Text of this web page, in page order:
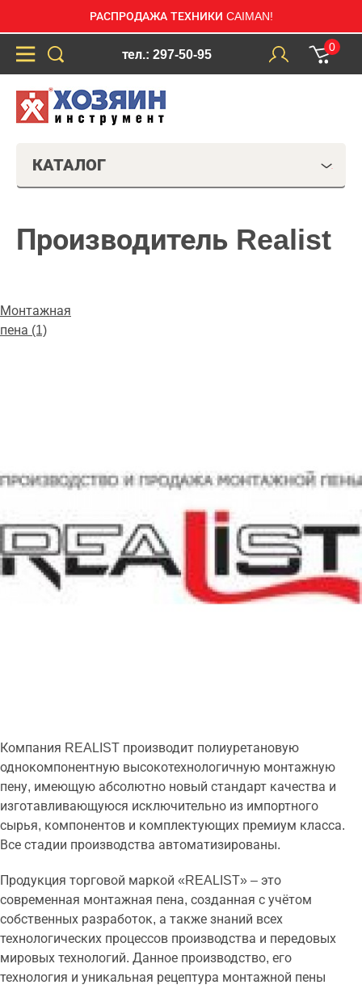
РАСПРОДАЖА ТЕХНИКИ CAIMAN!
тел.: 297-50-95
0
КАТАЛОГ
Производитель Realist
Монтажная
пена (1)
Компания REALIST производит полиуретановую
однокомпонентную высокотехнологичную монтажную
пену, имеющую абсолютно новый стандарт качества и
изготавливающуюся исключительно из импортного
сырья, компонентов и комплектующих премиум класса.
Все стадии производства автоматизированы.
Продукция торговой маркой «REALIST» – это
современная монтажная пена, созданная с учётом
собственных разработок, а также знаний всех
технологических процессов производства и передовых
мировых технологий. Данное производство, его
технология и уникальная рецептура монтажной пены